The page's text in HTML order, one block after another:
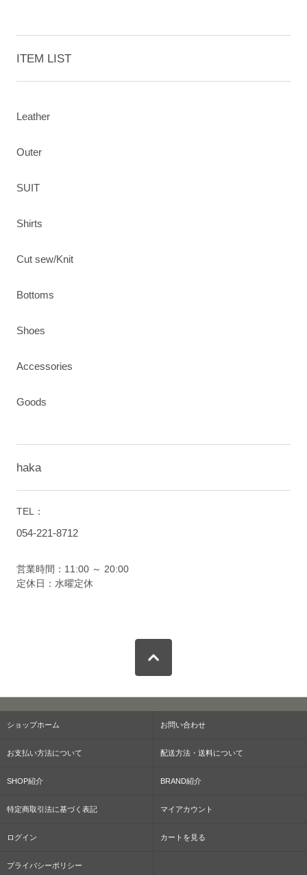
ITEM LIST
Leather
Outer
SUIT
Shirts
Cut sew/Knit
Bottoms
Shoes
Accessories
Goods
haka
TEL：
054-221-8712
営業時間：11:00 ～ 20:00
定休日：水曜定休
ショップホーム お問い合わせ
お支払い方法について 配送方法・送料について
SHOP紹介 BRAND紹介
特定商取引法に基づく表記 マイアカウント
ログイン カートを見る
プライバシーポリシー